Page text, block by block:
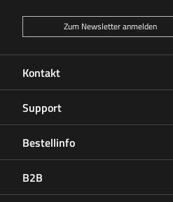
Kontakt
Support
Bestellinfo
B2B
Zum Newsletter anmelden